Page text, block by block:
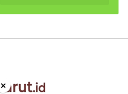
DPR RI dari Garut
×